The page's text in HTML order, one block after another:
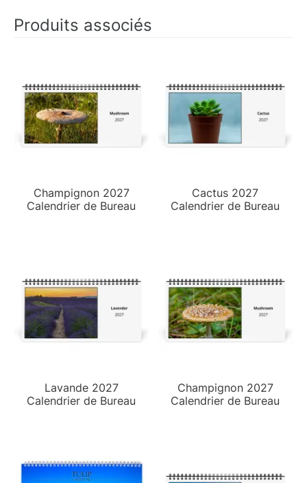
Produits associés
Champignon 2027
Calendrier de Bureau
Cactus 2027
Calendrier de Bureau
Lavande 2027
Calendrier de Bureau
Champignon 2027
Calendrier de Bureau